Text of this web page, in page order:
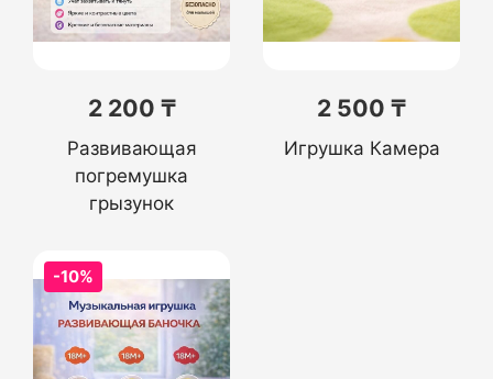
2 200 ₸
Развивающая
погремушка
грызунок
2 500 ₸
Игрушка Камера
-10%